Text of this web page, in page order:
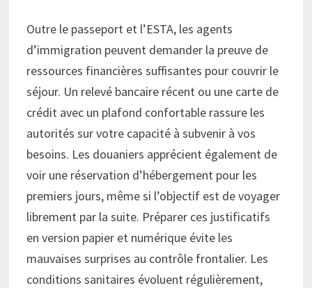
Outre le passeport et l’ESTA, les agents
d’immigration peuvent demander la preuve de
ressources financières suffisantes pour couvrir le
séjour. Un relevé bancaire récent ou une carte de
crédit avec un plafond confortable rassure les
autorités sur votre capacité à subvenir à vos
besoins. Les douaniers apprécient également de
voir une réservation d’hébergement pour les
premiers jours, même si l’objectif est de voyager
librement par la suite. Préparer ces justificatifs
en version papier et numérique évite les
mauvaises surprises au contrôle frontalier. Les
conditions sanitaires évoluent régulièrement,